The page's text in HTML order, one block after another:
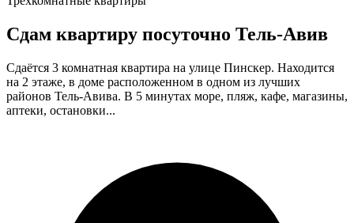
Сдам квартиру посуточно Тель-Авив
Сдаётся 3 комнатная квартира на улице Пинскер. Находится
на 2 этаже, в доме расположенном в одном из лучших
районов Тель-Авива. В 5 минутах море, пляж, кафе, магазины,
аптеки, остановки...